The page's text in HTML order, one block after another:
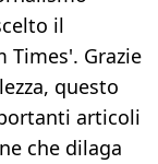
il
Times'. Grazie
questo
articoli
che dilaga